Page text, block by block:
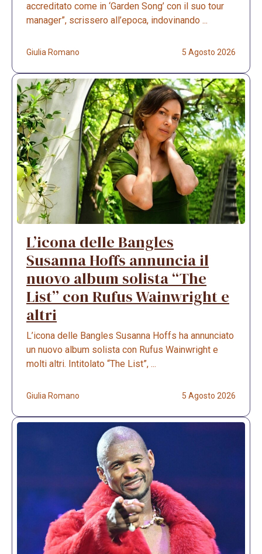
accreditato come in ‘Garden Song’ con il suo tour
manager”, scrissero all’epoca, indovinando ...
Giulia Romano 5 Agosto 2026
L’icona delle Bangles
Susanna Hoffs annuncia il
nuovo album solista “The
List” con Rufus Wainwright e
altri
L’icona delle Bangles Susanna Hoffs ha annunciato
un nuovo album solista con Rufus Wainwright e
molti altri. Intitolato “The List”, ...
Giulia Romano 5 Agosto 2026